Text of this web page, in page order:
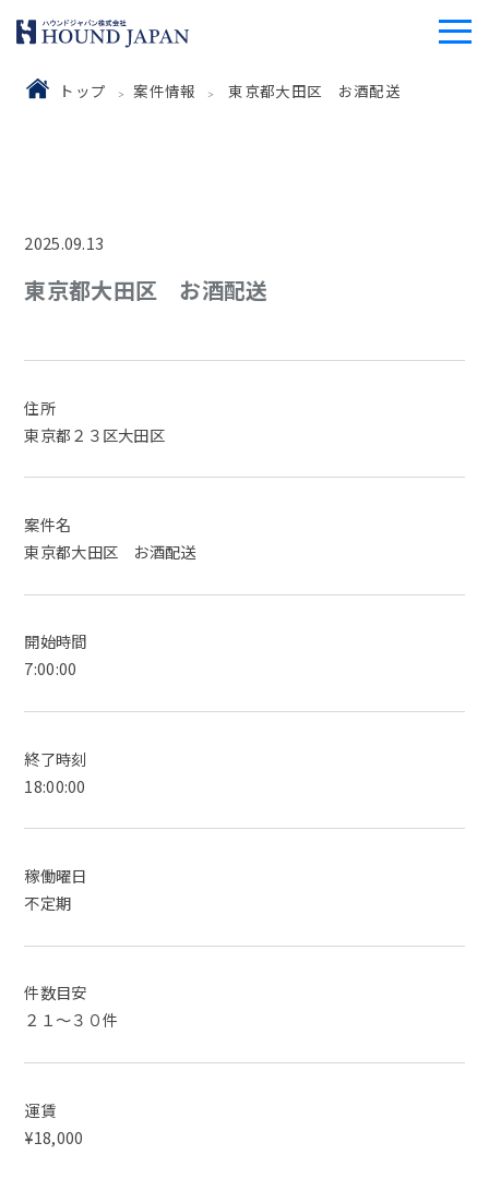
トップ 案件情報 東京都大田区 お酒配送
2025.09.13
東京都大田区 お酒配送
住所
東京都２３区大田区
案件名
東京都大田区 お酒配送
開始時間
7:00:00
終了時刻
18:00:00
稼働曜日
不定期
件数目安
２１～３０件
運賃
¥18,000